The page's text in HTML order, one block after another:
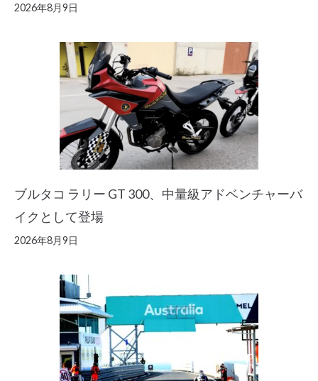
2026年8月9日
ブルタコ ラリー GT 300、中量級アドベンチャーバ
イクとして登場
2026年8月9日